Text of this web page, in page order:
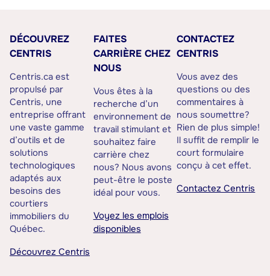
DÉCOUVREZ
CENTRIS
Centris.ca est
propulsé par
Centris, une
entreprise offrant
une vaste gamme
d’outils et de
solutions
technologiques
adaptés aux
besoins des
courtiers
immobiliers du
Québec.
Découvrez Centris
FAITES
CARRIÈRE CHEZ
NOUS
Vous êtes à la
recherche d’un
environnement de
travail stimulant et
souhaitez faire
carrière chez
nous? Nous avons
peut-être le poste
idéal pour vous.
Voyez les emplois
disponibles
CONTACTEZ
CENTRIS
Vous avez des
questions ou des
commentaires à
nous soumettre?
Rien de plus simple!
Il suffit de remplir le
court formulaire
conçu à cet effet.
Contactez Centris